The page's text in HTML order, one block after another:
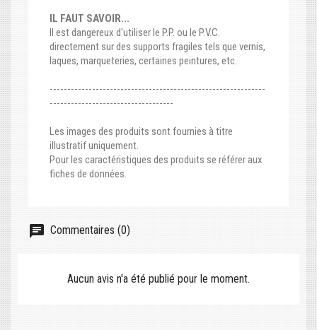
IL FAUT SAVOIR...
Il est dangereux d'utiliser le P.P. ou le P.V.C.
directement sur des supports fragiles tels que vernis,
laques, marqueteries, certaines peintures, etc.
-------------------------------------------------------------
-----------------------------------
Les images des produits sont fournies à titre
illustratif uniquement.
Pour les caractéristiques des produits se référer aux
fiches de données.
Commentaires (0)
Aucun avis n'a été publié pour le moment.